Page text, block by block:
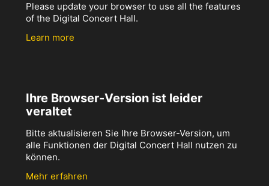
Please update your browser to use all the features
of the Digital Concert Hall.
Learn more
Ihre Browser-Version ist leider
veraltet
Bitte aktualisieren Sie Ihre Browser-Version, um
alle Funktionen der Digital Concert Hall nutzen zu
können.
Mehr erfahren